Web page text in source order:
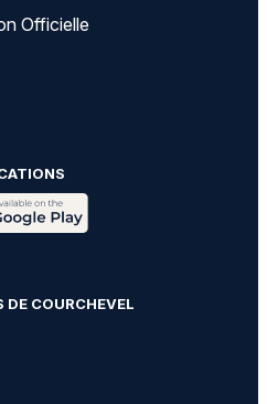
Officielle
DE COURCHEVEL